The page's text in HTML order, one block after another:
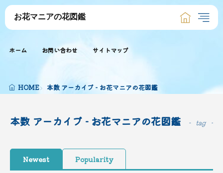
お花マニアの花図鑑
ホーム お問い合わせ サイトマップ
HOME 本数 アーカイブ - お花マニアの花図鑑
本数 アーカイブ - お花マニアの花図鑑 tag
Newest Popularity